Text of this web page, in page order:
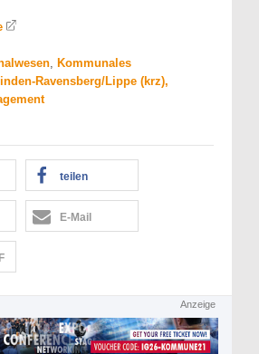
Kommunales
Ravensberg/Lippe (krz),
teilen
E-Mail
Anzeige